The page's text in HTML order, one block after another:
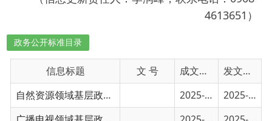
信息标题
2025-01-30
广播电视领域基层政务公开事项目录 2025-01-30
2025-01-30
交通运输领域基层政务公开事项目录
2025-01-30
2025-01-30